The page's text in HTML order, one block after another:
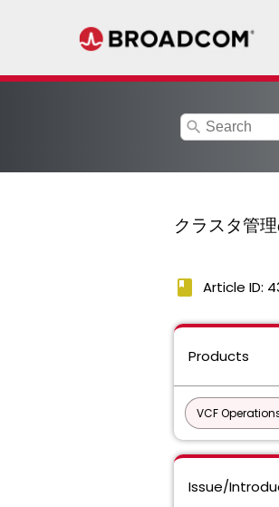
search
クラスタ管
book Article ID:
Products
VCF
Issue/